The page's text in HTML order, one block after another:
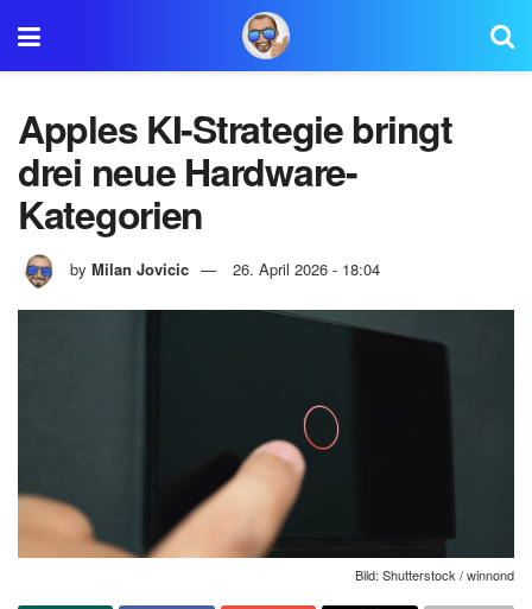
Apples KI-Strategie bringt
drei neue Hardware-
Kategorien
by Milan Jovicic 26. April 2026 - 18:04
Bild: Shutterstock / winnond